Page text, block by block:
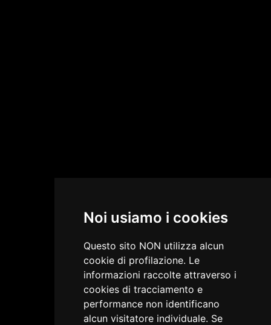
Noi usiamo i cookies
Questo sito NON utilizza alcun
cookie di profilazione. Le
informazioni raccolte attraverso i
cookies di tracciamento e
performance non identificano
alcun visitatore individuale. Se